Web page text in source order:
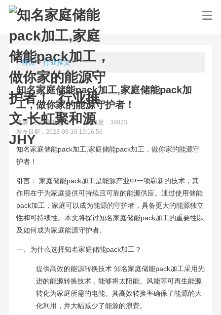
首页>行业推文
知名家庭储能pack加工,家庭储能pack加
工，做你家的能源守护者！
来源：长虹聚和源JHY
浏览量：38823
发布日期：2023-09-16 15:16:56
知名家庭储能pack加工,家庭储能pack加工，做你家的能源守
护者！
引言： 家庭储能pack加工是能源产业中一项崭新的技术，其
作用在于为家庭提供可持续且可靠的能源供应。通过使用储能
pack加工，家庭可以成为能源的守护者，具备更大的能源独立
性和可持续性。本文将探讨知名家庭储能pack加工的重要性以
及如何成为家庭能源守护者。
一、为什么选择知名家庭储能pack加工？
提供高效的能源转换技术 知名家庭储能pack加工采用先
进的能源转换技术，能够将太阳能、风能等可再生能源
转化为家庭所需的电能。其高效转换率确保了能源的大
化利用，并大幅减少了能源的浪费。